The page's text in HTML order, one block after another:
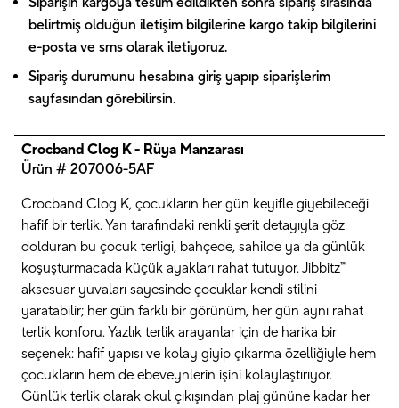
belirtmiş olduğun iletişim bilgilerine kargo takip bilgilerini
e-posta ve sms olarak iletiyoruz.
Sipariş durumunu hesabına giriş yapıp siparişlerim
sayfasından görebilirsin.
Crocband Clog K - Rüya Manzarası
Ürün # 207006-5AF
Crocband Clog K, çocukların her gün keyifle giyebileceği
hafif bir terlik. Yan tarafındaki renkli şerit detayıyla göz
dolduran bu çocuk terligi, bahçede, sahilde ya da günlük
koşuşturmacada küçük ayakları rahat tutuyor. Jibbitz™
aksesuar yuvaları sayesinde çocuklar kendi stilini
yaratabilir; her gün farklı bir görünüm, her gün aynı rahat
terlik konforu. Yazlık terlik arayanlar için de harika bir
seçenek: hafif yapısı ve kolay giyip çıkarma özelliğiyle hem
çocukların hem de ebeveynlerin işini kolaylaştırıyor.
Günlük terlik olarak okul çıkışından plaj gününe kadar her